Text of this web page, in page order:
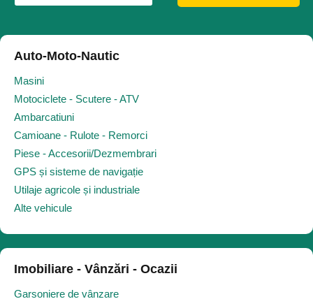
Auto-Moto-Nautic
Masini
Motociclete - Scutere - ATV
Ambarcatiuni
Camioane - Rulote - Remorci
Piese - Accesorii/Dezmembrari
GPS și sisteme de navigație
Utilaje agricole și industriale
Alte vehicule
Imobiliare - Vânzări - Ocazii
Garsoniere de vânzare